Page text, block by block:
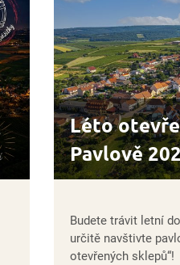
Léto
Pavlově
Budete trávit letní
určitě navštivte
otevřených sklepů“!